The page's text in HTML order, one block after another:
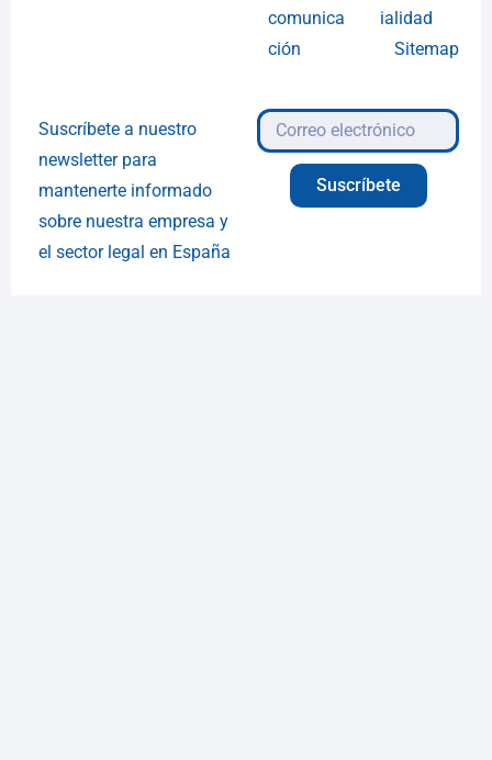
comunica
ción
ialidad
Sitemap
Suscríbete a nuestro
newsletter para
mantenerte informado
sobre nuestra empresa y
el sector legal en España
Suscríbete